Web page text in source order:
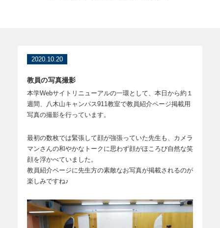
2020.10.20
教員の写真撮影
本学Webサイトリニューアルの一環として、本日から約１
週間、八木山キャンパス911教室で教員紹介ページ掲載用
写真の撮影を行っています。
最初の数枚では緊張して顔が強張っていた先生も、カメラ
マンさんの和やかなトークに思わず顔がほころび自然な笑
顔を浮かべていました。
教員紹介ページに先生方の素敵なお写真が掲載されるのが
楽しみですね♪